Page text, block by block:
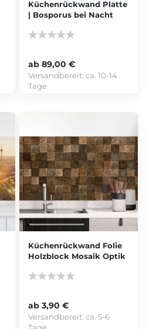
Küchenrückwand Platte
| Bosporus bei Nacht
ab 89,00 €
Versandbereit:ca. 10-14
Tage
Küchenrückwand Folie
Holzblock Mosaik Optik
ab 3,90 €
Versandbereit:ca. 5-6